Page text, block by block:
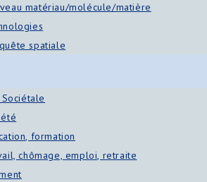
matériau/molécule/matière
spatiale
formation
chômage, emploi, retraite